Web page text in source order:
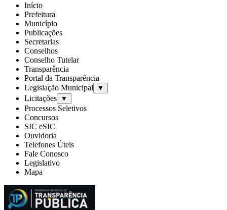
Início
Prefeitura
Município
Publicações
Secretarias
Conselhos
Conselho Tutelar
Transparência
Portal da Transparência
Legislação Municipal
▼
Licitações ▼
Processos Seletivos
Concursos
SIC eSIC
Ouvidoria
Telefones Úteis
Fale Conosco
Legislativo
Mapa